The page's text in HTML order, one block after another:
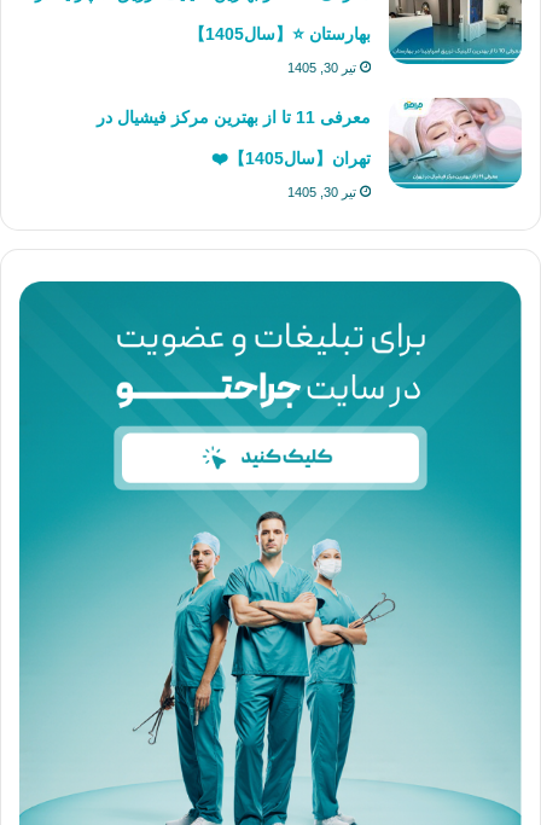
بهارستان ⭐【سال1405】
تیر 30, 1405
معرفی 11 تا از بهترین مرکز فیشیال در
تهران【سال1405】❤️
تیر 30, 1405